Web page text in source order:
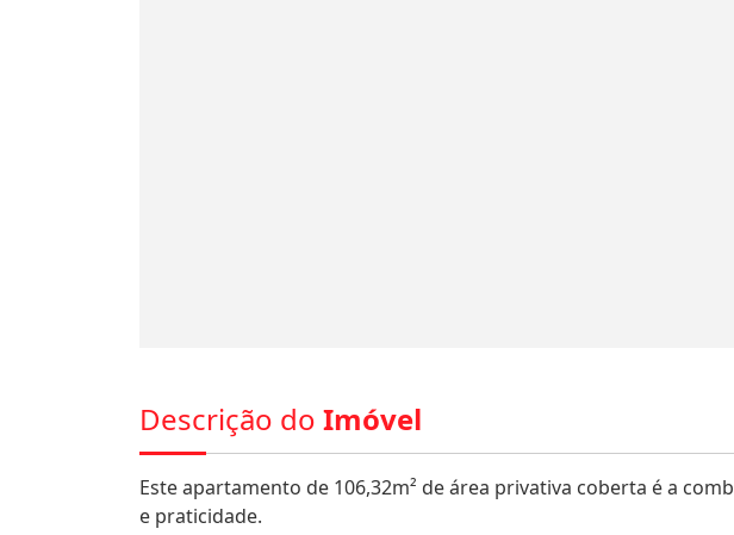
Descrição do Imóvel
Este apartamento de 106,32m² de área privativa coberta é a
e praticidade.